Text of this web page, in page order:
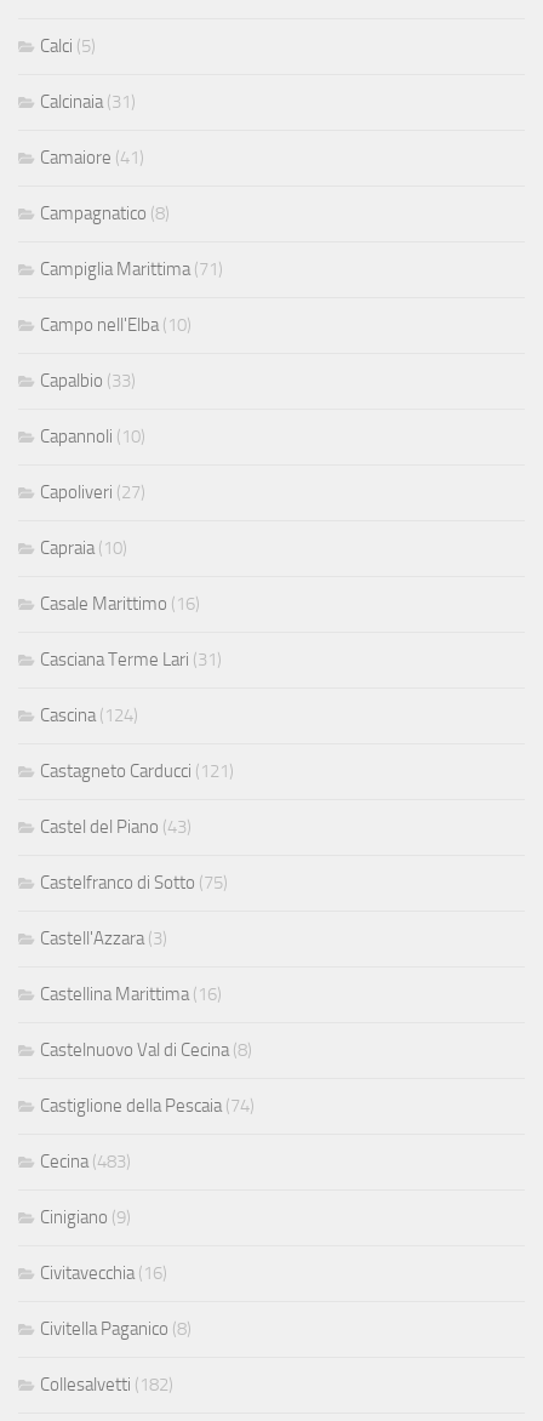
Calci (5)
Calcinaia (31)
Camaiore (41)
Campagnatico (8)
Campiglia Marittima (71)
Campo nell'Elba (10)
Capalbio (33)
Capannoli (10)
Capoliveri (27)
Capraia (10)
Casale Marittimo (16)
Casciana Terme Lari (31)
Cascina (124)
Castagneto Carducci (121)
Castel del Piano (43)
Castelfranco di Sotto (75)
Castell'Azzara (3)
Castellina Marittima (16)
Castelnuovo Val di Cecina (8)
Castiglione della Pescaia (74)
Cecina (483)
Cinigiano (9)
Civitavecchia (16)
Civitella Paganico (8)
Collesalvetti (182)